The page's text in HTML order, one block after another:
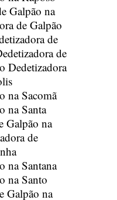
Galpão na
de Galpão
de
de
Dedetizadora
na Sacomã
na Santa
Galpão na
de
na Santana
na Santo
Galpão na